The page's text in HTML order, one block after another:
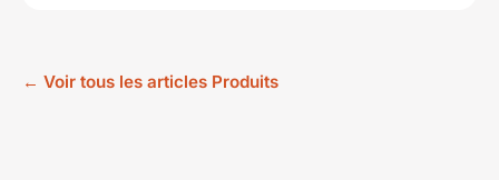
← Voir tous les articles Produits